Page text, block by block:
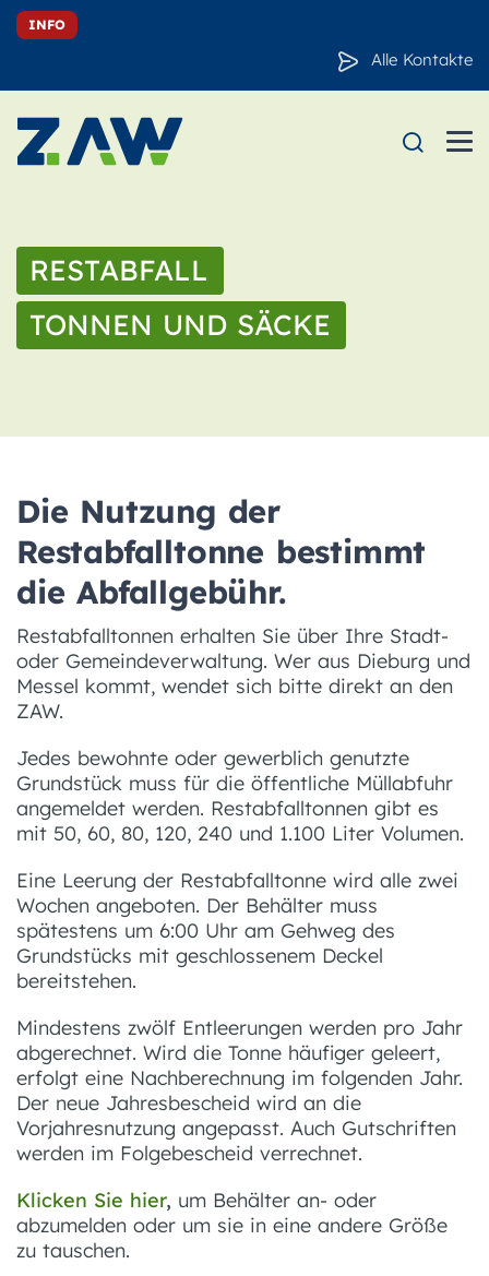
INFO
Alle Kontakte
RESTABFALL
TONNEN UND SÄCKE
Die Nutzung der
Restabfalltonne bestimmt
die Abfallgebühr.
Restabfalltonnen erhalten Sie über Ihre Stadt-
oder Gemeindeverwaltung. Wer aus Dieburg und
Messel kommt, wendet sich bitte direkt an den
ZAW.
Jedes bewohnte oder gewerblich genutzte
Grundstück muss für die öffentliche Müllabfuhr
angemeldet werden. Restabfalltonnen gibt es
mit 50, 60, 80, 120, 240 und 1.100 Liter Volumen.
Eine Leerung der Restabfalltonne wird alle zwei
Wochen angeboten. Der Behälter muss
spätestens um 6:00 Uhr am Gehweg des
Grundstücks mit geschlossenem Deckel
bereitstehen.
Mindestens zwölf Entleerungen werden pro Jahr
abgerechnet. Wird die Tonne häufiger geleert,
erfolgt eine Nachberechnung im folgenden Jahr.
Der neue Jahresbescheid wird an die
Vorjahresnutzung angepasst. Auch Gutschriften
werden im Folgebescheid verrechnet.
Klicken Sie hier, um Behälter an- oder
abzumelden oder um sie in eine andere Größe
zu tauschen.